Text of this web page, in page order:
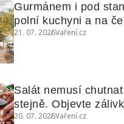
Gurmánem i pod
polní kuchyni a na
21. 07. 2026Vaření.cz
Salát nemusí
stejně. Objevte
využijete i na maso,
20. 07. 2026Vaření.cz